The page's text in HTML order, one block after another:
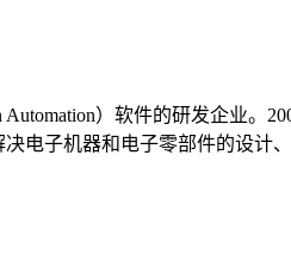
）软件的研发企业。
电子机器和电子零部件的设计